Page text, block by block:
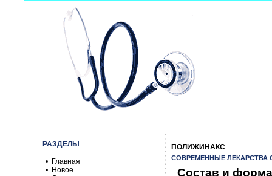
РАЗДЕЛЫ
Главная
Новое
ПОЛИЖИНАКС
СОВРЕМЕННЫЕ ЛЕКАРСТВА
Состав и